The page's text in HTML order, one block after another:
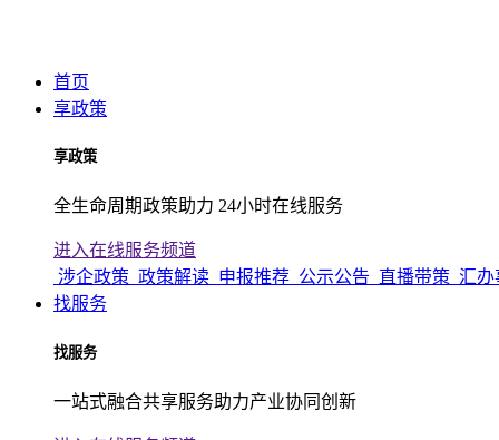
首页
享政策
享政策
全生命周期政策助力 24小时在线服务
进入在线服务频道
涉企政策 政策解读 申报推荐 公示公告 直播带策 汇办
找服务
找服务
一站式融合共享服务助力产业协同创新